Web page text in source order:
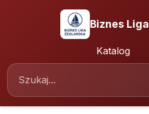
Biznes
Katalog